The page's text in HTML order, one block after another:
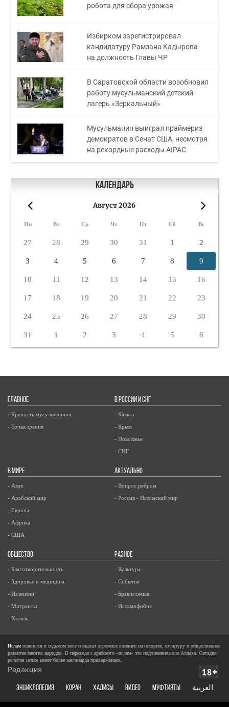
робота для сбора урожая
Избирком зарегистрировал
кандидатуру Рамзана Кадырова
на должность Главы ЧР
В Саратовской области возобновил
работу мусульманский детский
лагерь «Зеркальный»
Мусульманин выиграл праймериз
демократов в Сенат США, несмотря
на рекордные расходы AIPAC
Календарь
Август 2026
Пн Вт Ср Чт Пт Сб Вс
27 28 29 30 31 1 2
3 4 5 6 7 8 9
10 11 12 13 14 15 16
17 18 19 20 21 22 23
24 25 26 27 28 29 30
31 1 2 3 4 5 6
ГЛАВНОЕ
- Крепость мусульманина
- Точка зрения
В РОССИИ И СНГ
- Кавказ
- Крым
- Поволжье
- СНГ
В МИРЕ
- Азия
- Арабский мир
- Европа
- Африка
- США
АКТУАЛЬНО
- Вопрос ребром
- Россия - Исламский мир
ОБЩЕСТВО
- Благотворительность
- Здоровье и медицина
- Из жизни
- Мигранты
- Халяль
РАЗНОЕ
- Культура
- События
- Брак и семья
- Исламофобия
Ислам появился в седьмом веке и оказал огромное влияние на историю, культуру и общественное
развитие многих народов. В переводе с арабского «ислам» это подчинение воле Аллаха. Сегодня
религия ислам имеет более миллиарда приверженцев.
Редакция
ЭНЦИКЛОПЕДИЯ КОРАН ХАДИСЫ ВИДЕО Муфтияты العربية